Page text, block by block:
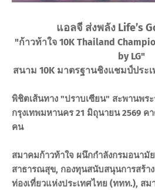
แอลจี ส่งพลัง Life’s
"ก้าวท้าใจ 10K Thailand
by LG"
สนาม 10K มาตรฐานชิงแชมป์ประ
พิชิตเส้นทาง "ปราบเซียน" สะพานพระ
กรุงเทพมหานคร 21 มิถุนายน 2569 ค
คน
สมาคมก้าวท้าใจ ผนึกกำลังกรมอนามั
สาธารณสุข, กองทุนสนับสนุนการสร้า
ท่องเที่ยวแห่งประเทศไทย (ททท.), ส